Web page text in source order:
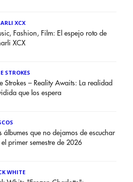
XCX
Fashion, Film: El espejo roto de
XCX
STROKES
Strokes – Reality Awaits: La realidad
que los espera
álbumes que no dejamos de escuchar
el primer semestre de 2026
WHITE